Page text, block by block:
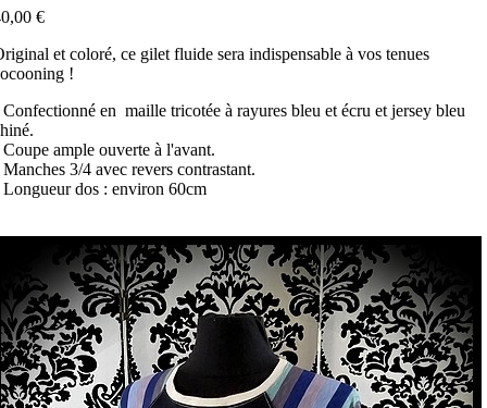
€
et coloré, ce gilet fluide sera indispensable à vos tenues
!
Confectionné en maille tricotée à rayures bleu et écru et jersey bleu
Coupe ample ouverte à l'avant.
Manches 3/4 avec revers contrastant.
Longueur dos : environ 60cm